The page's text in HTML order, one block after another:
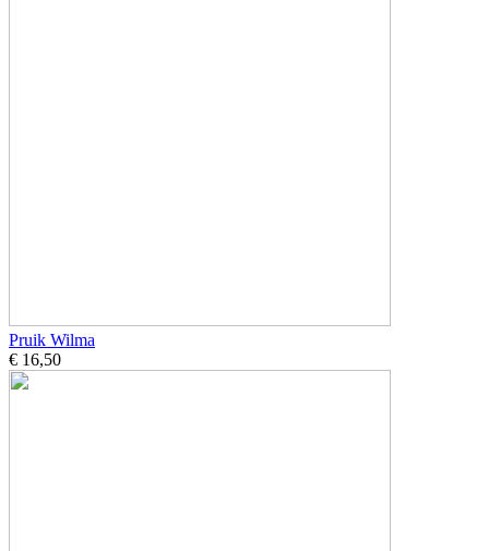
Pruik Wilma
€ 16,50